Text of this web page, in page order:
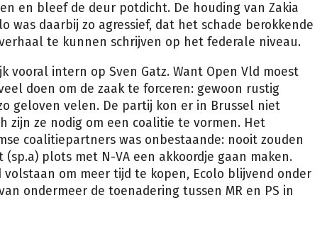
en bleef de deur potdicht. De houding van Zakia
was daarbij zo agressief, dat het schade berokkende
te kunnen schrijven op het federale niveau.
vooral intern op Sven Gatz. Want Open Vld moest
doen om de zaak te forceren: gewoon rustig
geloven velen. De partij kon er in Brussel niet
zijn ze nodig om een coalitie te vormen. Het
coalitiepartners was onbestaande: nooit zouden
(sp.a) plots met N-VA een akkoordje gaan maken.
om meer tijd te kopen, Ecolo blijvend onder
ondermeer de toenadering tussen MR en PS in